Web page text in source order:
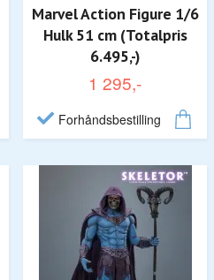
Marvel Action Figure 1/6
Hulk 51 cm (Totalpris
6.495,-)
1 295,-
Forhåndsbestilling